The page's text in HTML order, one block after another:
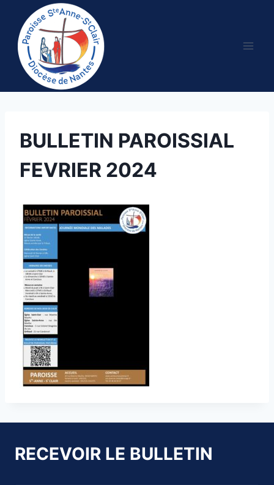
contenu
BULLETIN PAROISSIAL
FEVRIER 2024
RECEVOIR LE BULLETIN